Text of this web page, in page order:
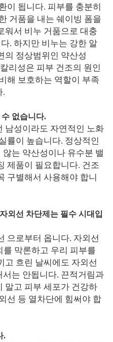
이 됩니다. 피부를 충분히
거품을 내는 쉐이빙 폼을
워서 비누 거품으로 대충
. 하지만 비누는 강한 알
의 정상범위인 약산성
리성은 피부 건조의 원인
해 보호하는 역할이 부족
.
없습니다.
남성이라도 자연적인 노화
률이 높습니다. 정상적인
는 약산성이나 유수분 밸
제품이 필요합니다. 건조
구별해서 사용해야 합니
외선 차단제는 필수 시대입
으로부터 옵니다. 자외선
를 막론하고 우리 피부를
고 흐린 날씨에도 자외선
는 안됩니다. 끈적거림과
말고 피부 세포가 건강하
선 등 열차단에 힘써야 합
.